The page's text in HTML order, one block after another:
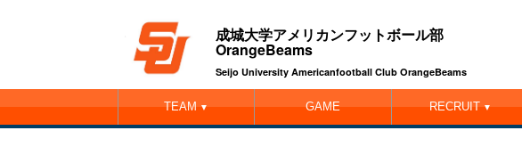
成城大学アメリカンフットボール部
OrangeBeams
Seijo University Americanfootball Club OrangeBeams
TEAM▼ GAME RECRUIT▼